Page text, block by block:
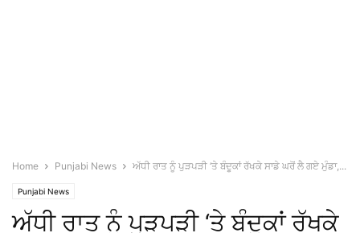
Home Punjabi News ਅੱਧੀ ਰਾਤ ਨੂੰ ਪੁੜਪੜੀ ‘ਤੇ ਬੰਦੂਕਾਂ ਰੱਖਕੇ ਸਾਡੇ ਘਰੋਂ ਲੈ ਗਏ ਮੁੰਡਾ,...
Punjabi News
ਅੱਧੀ ਰਾਤ ਨੂੰ ਪੁੜਪੜੀ ‘ਤੇ ਬੰਦੂਕਾਂ ਰੱਖਕੇ